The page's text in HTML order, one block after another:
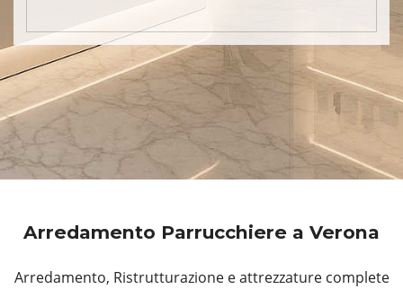
Arredamento Parrucchiere a Verona
Arredamento, Ristrutturazione e attrezzature complete